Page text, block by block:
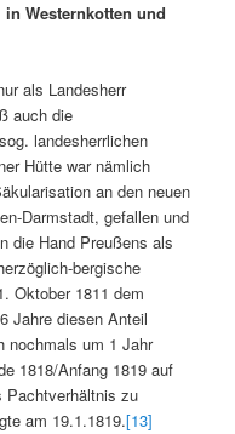
Westernkotten und
als Landesherr
auch die
landesherrlichen
Hütte war nämlich
an den neuen
Darmstadt, gefallen und
die Hand Preußens als
bergische
Oktober 1811 dem
Jahre diesen Anteil
nochmals um 1 Jahr
1818/Anfang 1819 auf
Pachtverhältnis zu
am 19.1.1819.[13]